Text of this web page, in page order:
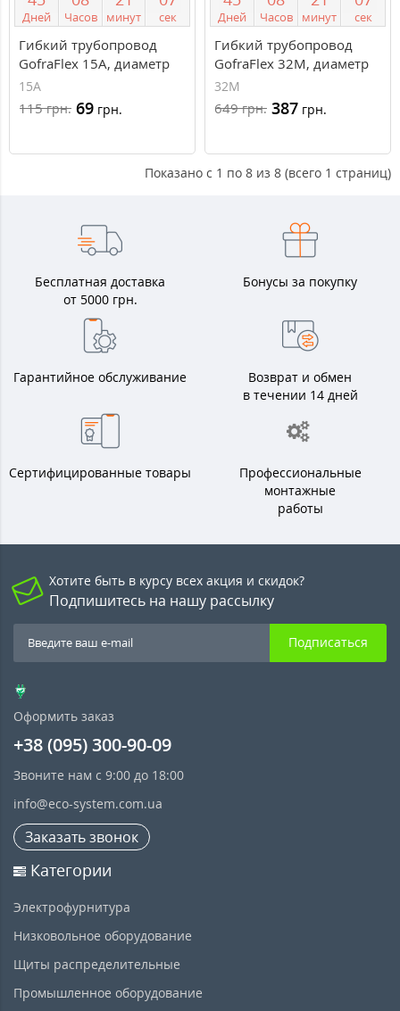
Дней Часов минут сек
Гибкий трубопровод
GofraFlex 15A, диаметр
15 мм
15A
115грн. 69 грн.
Дней Часов минут сек
Гибкий трубопровод
GofraFlex 32М, диаметр
32 мм
32М
649грн. 387 грн.
Показано с 1 по 8 из 8 (всего 1 страниц)
Бесплатная доставка
от 5000 грн.
Бонусы за покупку
Гарантийное обслуживание
Возврат и обмен
в течении 14 дней
Сертифицированные товары
Профессиональные
монтажные
работы
Хотите быть в курсу всех акция и скидок?
Подпишитесь на нашу рассылку
Подписаться
Оформить заказ
+38 (095) 300-90-09
Звоните нам с 9:00 до 18:00
info@eco-system.com.ua
Заказать звонок
Категории
Электрофурнитура
Низковольное оборудование
Щиты распределительные
Промышленное оборудование